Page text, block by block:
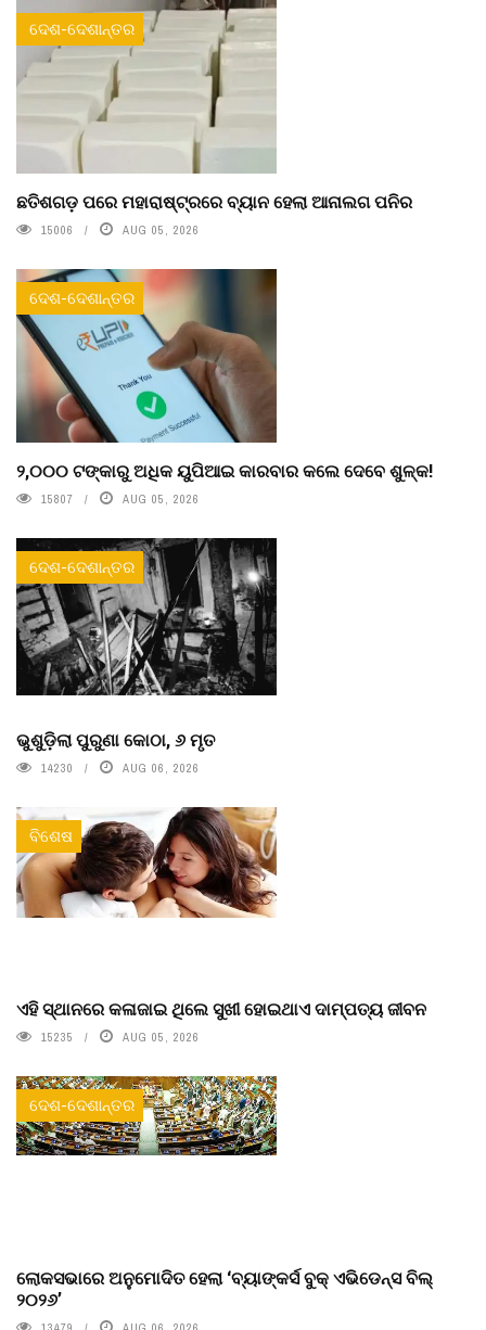
ଦେଶ-ଦେଶାନ୍ତର
ଛତିଶଗଡ଼ ପରେ ମହାରାଷ୍ଟ୍ରରେ ବ୍ୟାନ ହେଲା ଆନାଲଗ ପନିର
15006 AUG 05, 2026
ଦେଶ-ଦେଶାନ୍ତର
୨,୦୦୦ ଟଙ୍କାରୁ ଅଧିକ ୟୁପିଆଇ କାରବାର କଲେ ଦେବେ ଶୁଳ୍କ!
15807 AUG 05, 2026
ଦେଶ-ଦେଶାନ୍ତର
ଭୁଶୁଡ଼ିଲା ପୁରୁଣା କୋଠା, ୬ ମୃତ
14230 AUG 06, 2026
ବିଶେଷ
ଏହି ସ୍ଥାନରେ କଳାଜାଇ ଥିଲେ ସୁଖୀ ହୋଇଥାଏ ଦାମ୍ପତ୍ୟ ଜୀବନ
15235 AUG 05, 2026
ଦେଶ-ଦେଶାନ୍ତର
ଲୋକସଭାରେ ଅନୁମୋଦିତ ହେଲା ‘ବ୍ୟାଙ୍କର୍ସ ବୁକ୍ ଏଭିଡେନ୍ସ ବିଲ୍
୨୦୨୬’